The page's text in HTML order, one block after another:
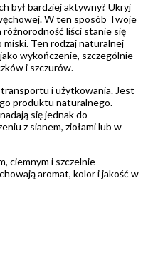
był bardziej aktywny? Ukryj
W ten sposób Twoje
różnorodność liści stanie się
Ten rodzaj naturalnej
wykończenie, szczególnie
i szczurów.
transportu i użytkowania. Jest
produktu naturalnego.
się jednak do
z sianem, ziołami lub w
ciemnym i szczelnie
aromat, kolor i jakość w